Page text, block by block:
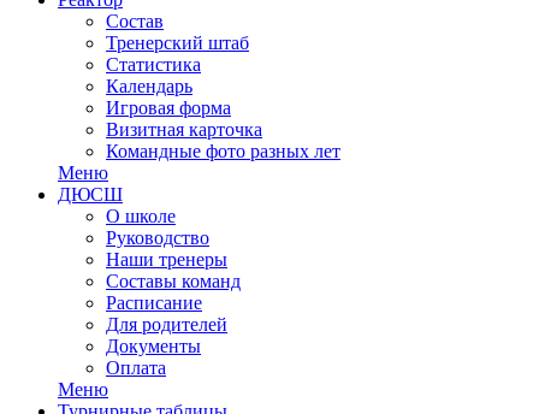
Состав
Тренерский штаб
Статистика
Календарь
Игровая форма
Визитная карточка
Командные фото разных лет
Меню
ДЮСШ
О школе
Руководство
Наши тренеры
Составы команд
Расписание
Для родителей
Документы
Оплата
Меню